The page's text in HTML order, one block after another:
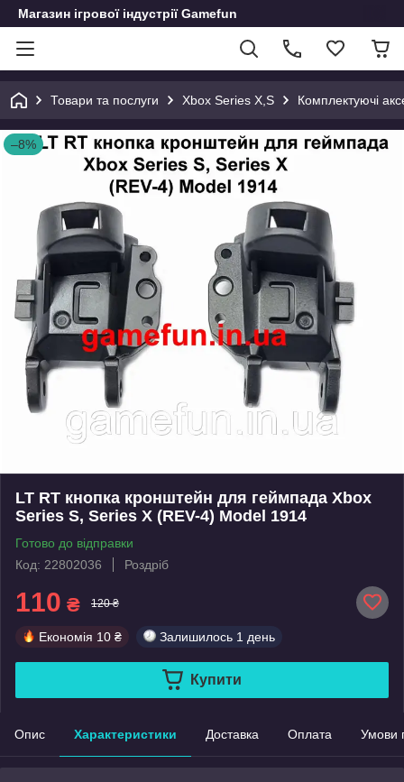
Магазин ігрової індустрії Gamefun
Товари та послуги Xbox Series X,S Комплектуючі
–8%
LT RT кнопка кронштейн для геймпада Xbox
Series S, Series X (REV-4) Model 1914
Готово до відправки
Код: 22802036
Роздріб
110 ₴ 120 ₴
Економія 10 ₴ Залишилось 1 день
Купити
Опис Характеристики Доставка Оплата Умови